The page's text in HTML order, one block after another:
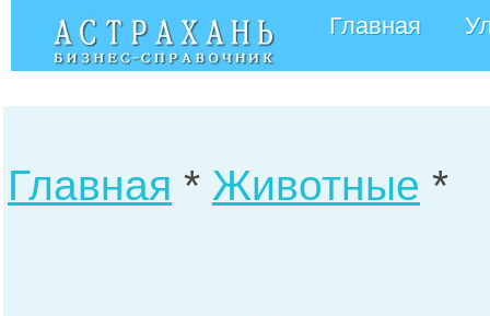
Главная
Главная * Животные *